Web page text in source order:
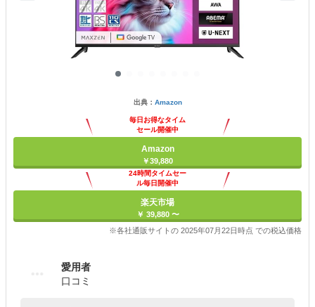
出典： Amazon
毎日お得なタイム
セール開催中
Amazon
￥39,880
24時間タイムセー
ル毎日開催中
楽天市場
￥ 39,880 〜
※各社通販サイトの 2025年07月22日時点 での税込価格
愛用者
口コミ